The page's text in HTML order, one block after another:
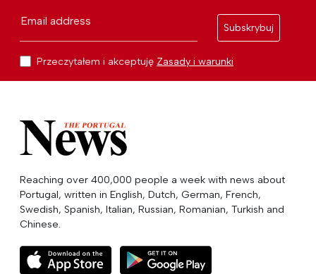
Email address
Subskrybuj
Przeczytałem i akceptuję Zasady i warunki
Reaching over 400,000 people a week with news about
Portugal, written in English, Dutch, German, French,
Swedish, Spanish, Italian, Russian, Romanian, Turkish and
Chinese.